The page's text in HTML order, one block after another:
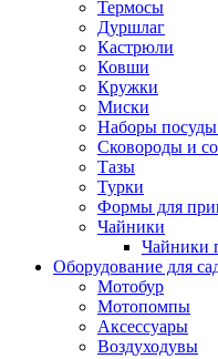
Термосы
Дуршлаг
Кастрюли
Ковши
Кружки
Миски
Наборы посуды
Сковороды и
Тазы
Турки
Формы для
Чайники
Чайники
Оборудование для
Мотобур
Мотопомпы
Аксессуары
Воздуходувы